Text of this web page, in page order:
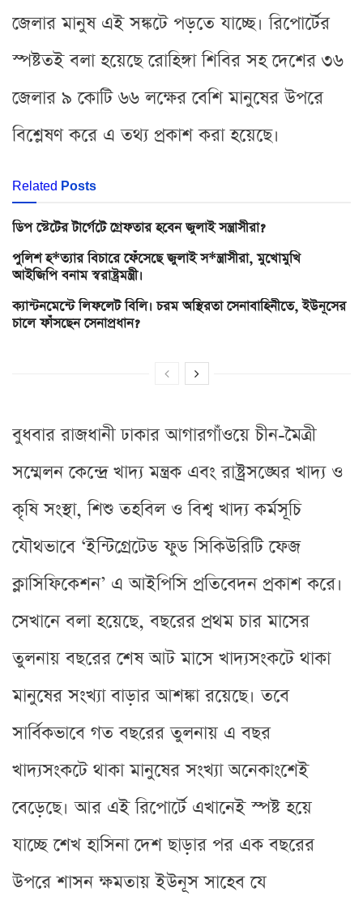
জেলার মানুষ এই সঙ্কটে পড়তে যাচ্ছে। রিপোর্টের
স্পষ্টতই বলা হয়েছে রোহিঙ্গা শিবির সহ দেশের ৩৬
জেলার ৯ কোটি ৬৬ লক্ষের বেশি মানুষের উপরে
বিশ্লেষণ করে এ তথ্য প্রকাশ করা হয়েছে।
Related Posts
ডিপ স্টেটের টার্গেটে গ্রেফতার হবেন জুলাই সন্ত্রাসীরা?
পুলিশ হ*ত্যার বিচারে ফেঁসেছে জুলাই স*ন্ত্রাসীরা, মুখোমুখি
আইজিপি বনাম স্বরাষ্ট্রমন্ত্রী।
ক্যান্টনমেন্টে লিফলেট বিলি। চরম অস্থিরতা সেনাবাহিনীতে, ইউনূসের
চালে ফাঁসছেন সেনাপ্রধান?
বুধবার রাজধানী ঢাকার আগারগাঁওয়ে চীন-মৈত্রী
সম্মেলন কেন্দ্রে খাদ্য মন্ত্রক এবং রাষ্ট্রসঙ্ঘের খাদ্য ও
কৃষি সংস্থা, শিশু তহবিল ও বিশ্ব খাদ্য কর্মসূচি
যৌথভাবে ‘ইন্টিগ্রেটেড ফুড সিকিউরিটি ফেজ
ক্লাসিফিকেশন’ এ আইপিসি প্রতিবেদন প্রকাশ করে।
সেখানে বলা হয়েছে, বছরের প্রথম চার মাসের
তুলনায় বছরের শেষ আট মাসে খাদ্যসংকটে থাকা
মানুষের সংখ্যা বাড়ার আশঙ্কা রয়েছে। তবে
সার্বিকভাবে গত বছরের তুলনায় এ বছর
খাদ্যসংকটে থাকা মানুষের সংখ্যা অনেকাংশেই
বেড়েছে। আর এই রিপোর্টে এখানেই স্পষ্ট হয়ে
যাচ্ছে শেখ হাসিনা দেশ ছাড়ার পর এক বছরের
উপরে শাসন ক্ষমতায় ইউনূস সাহেব যে